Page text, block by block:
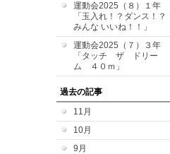
運動会2025（８）１年
「玉入れ！？ダンス！？
みんな いいね！！」
運動会2025（７）３年
「タッチ ザ ドリー
ム ４０ｍ」
過去の記事
11月
10月
9月